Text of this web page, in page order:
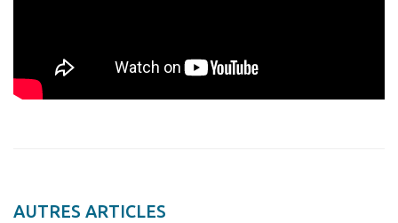
AUTRES ARTICLES